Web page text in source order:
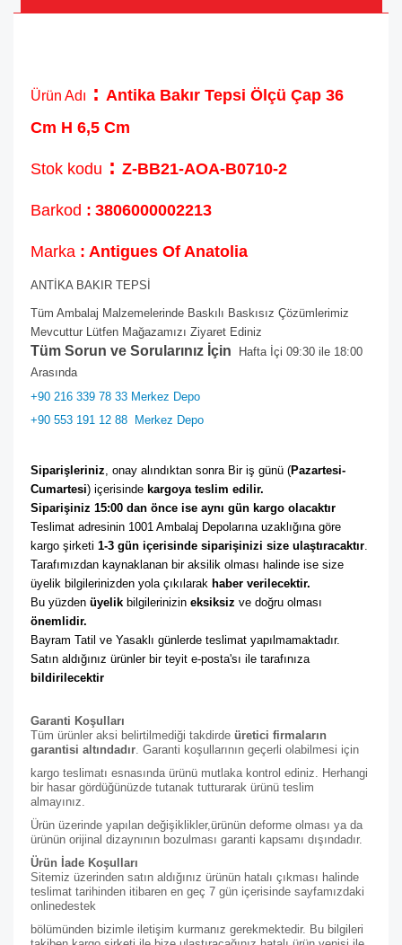
Ürün Adı : Antika Bakır Tepsi Ölçü Çap 36
Cm H 6,5 Cm
Stok kodu : Z-BB21-AOA-B0710-2
Barkod : 3806000002213
Marka : Antigues Of Anatolia
ANTİKA BAKIR TEPSİ
Tüm Ambalaj Malzemelerinde Baskılı Baskısız Çözümlerimiz
Mevcuttur Lütfen Mağazamızı Ziyaret Ediniz
Tüm Sorun ve Sorularınız İçin Hafta İçi 09:30 ile 18:00
Arasında
+90 216 339 78 33 Merkez Depo
+90 553 191 12 88 Merkez Depo
Siparişleriniz , onay alındıktan sonra Bir iş günü (Pazartesi-
Cumartesi) içerisinde kargoya teslim edilir.
Siparişiniz 15:00 dan önce ise aynı gün kargo olacaktır
Teslimat adresinin 1001 Ambalaj Depolarına uzaklığına göre
kargo şirketi 1-3 gün içerisinde siparişinizi size ulaştıracaktır
Tarafımızdan kaynaklanan bir aksilik olması halinde ise size
üyelik bilgilerinizden yola çıkılarak haber verilecektir.
Bu yüzden üyelik bilgilerinizin eksiksiz
önemlidir.
Bayram Tatil ve Yasaklı günlerde teslimat yapılmamaktadır.
bildirilecektir
Garanti Koşulları
Tüm ürünler aksi belirtilmediği takdirde üretici firmaların
garantisi altındadır . Garanti koşullarının geçerli olabilmesi için
kargo teslimatı esnasında ürünü mutlaka kontrol ediniz. Herhangi
bir hasar gördüğünüzde tutanak tutturarak ürünü teslim
almayınız.
Ürün üzerinde yapılan değişiklikler,ürünün deforme olması ya da
ürünün orijinal dizaynının bozulması garanti kapsamı dışındadır.
Ürün İade Koşulları
Sitemiz üzerinden satın aldığınız ürünün hatalı çıkması halinde
teslimat tarihinden itibaren en geç 7 gün içerisinde sayfamızdaki
onlinedestek
bölümünden bizimle iletişim kurmanız gerekmektedir. Bu bilgileri